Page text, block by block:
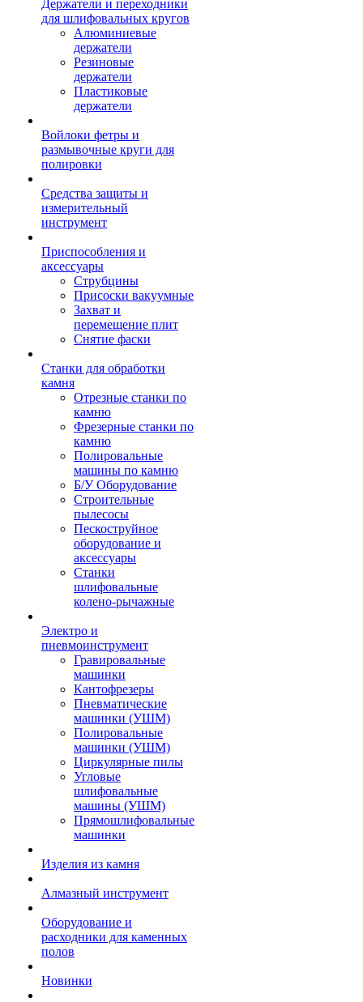
Держатели и переходники
для шлифовальных кругов
Алюминиевые
держатели
Резиновые
держатели
Пластиковые
держатели
Войлоки фетры и
размывочные круги для
полировки
Средства защиты и
измерительный
инструмент
Приспособления и
аксессуары
Струбцины
Присоски вакуумные
Захват и
перемещение плит
Снятие фаски
Станки для обработки
камня
Отрезные станки по
камню
Фрезерные станки по
камню
Полировальные
машины по камню
Б/У Оборудование
Строительные
пылесосы
Пескоструйное
оборудование и
аксессуары
Станки
шлифовальные
колено-рычажные
Электро и
пневмоинструмент
Гравировальные
машинки
Кантофрезеры
Пневматические
машинки (УШМ)
Полировальные
машинки (УШМ)
Циркулярные пилы
Угловые
шлифовальные
машины (УШМ)
Прямошлифовальные
машинки
Изделия из камня
Алмазный инструмент
Оборудование и
расходники для каменных
полов
Новинки